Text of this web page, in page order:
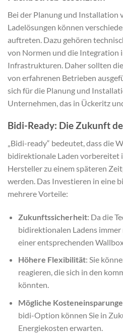
Bei der Planung und Installation
Ladelösungen können
auftreten. Dazu gehören
von Normen und die Integration
Infrastrukturen. Daher sollten
von erfahrenen Betrieben
sich für die Planung und
Unternehmen, das in Ückeritz
Bidi-Ready: Die Zukunft
„Bidi-ready“ bedeutet, dass die
bidirektionale Laden vorbereitet
Hersteller zu einem späteren
werden. Das Investieren in eine
mehrere Vorteile:
Zukunftssicherheit: Da die
bidirektionalen Ladens
einer entsprechenden
Höhere Flexibilität: Sie
reagieren, die sich in den
könnten.
Mögliche
bidi-Option können Sie in
Energiekosten erwarten.